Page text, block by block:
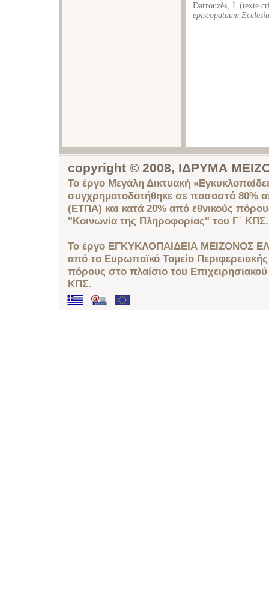
Darrouzès, J. (texte
episcopatuum
copyright © 2008, ΙΔΡΥΜΑ
Το έργο Μεγάλη Δικτυακή
συγχρηματοδοτήθηκε σε ποσοστό 80%
(ΕΤΠΑ) και κατά 20% από εθνικούς
"Κοινωνία της Πληροφορίας" του Γ΄ ΚΠΣ.
Το έργο ΕΓΚΥΚΛΟΠΑΙΔΕΙΑ ΜΕΙΖΟΝΟΣ
από το Ευρωπαϊκό Ταμείο
πόρους στο πλαίσιο του
ΚΠΣ.